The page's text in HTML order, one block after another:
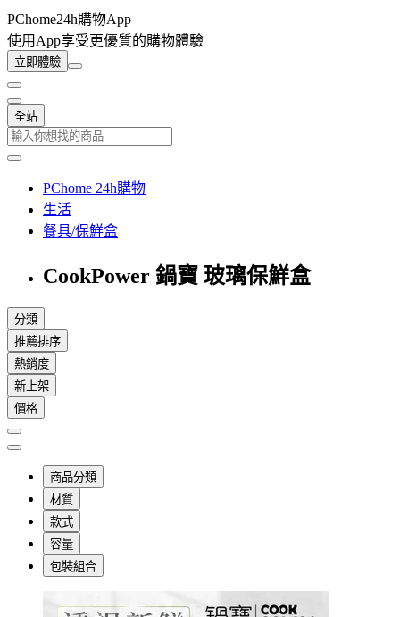
PChome24h購物App
使用App享受更優質的購物體驗
立即體驗
全站
PChome 24h購物
生活
餐具/保鮮盒
CookPower 鍋寶 玻璃保鮮盒
分類
推薦排序
熱銷度
新上架
價格
商品分類
材質
款式
容量
包裝組合